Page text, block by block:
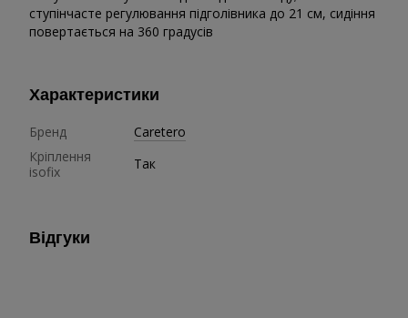
ступінчасте регулювання підголівника до 21 см, сидіння
повертається на 360 градусів
Характеристики
Бренд
Caretero
Кріплення
isofix
Так
Відгуки